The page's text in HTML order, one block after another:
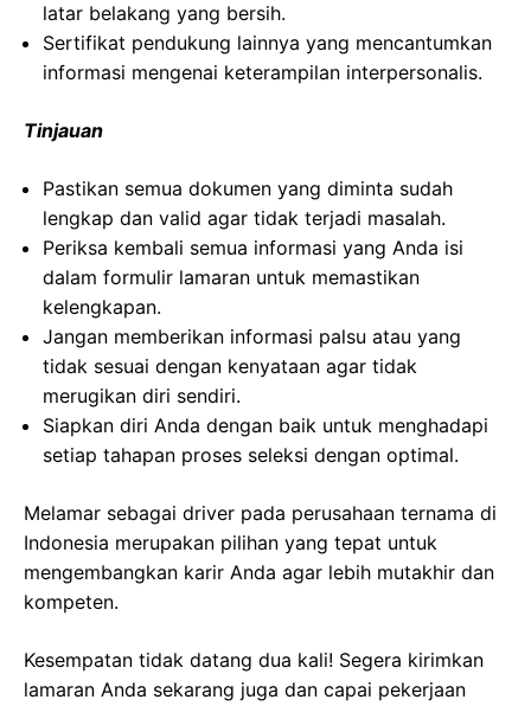
latar belakang yang bersih.
Sertifikat pendukung lainnya yang mencantumkan
informasi mengenai keterampilan interpersonalis.
Tinjauan
Pastikan semua dokumen yang diminta sudah
lengkap dan valid agar tidak terjadi masalah.
Periksa kembali semua informasi yang Anda isi
dalam formulir lamaran untuk memastikan
kelengkapan.
Jangan memberikan informasi palsu atau yang
tidak sesuai dengan kenyataan agar tidak
merugikan diri sendiri.
Siapkan diri Anda dengan baik untuk menghadapi
setiap tahapan proses seleksi dengan optimal.
Melamar sebagai driver pada perusahaan ternama di
Indonesia merupakan pilihan yang tepat untuk
mengembangkan karir Anda agar lebih mutakhir dan
kompeten.
Kesempatan tidak datang dua kali! Segera kirimkan
lamaran Anda sekarang juga dan capai pekerjaan